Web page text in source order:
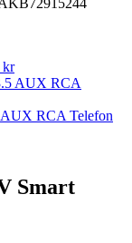
kr
RCA Telefon
Smart